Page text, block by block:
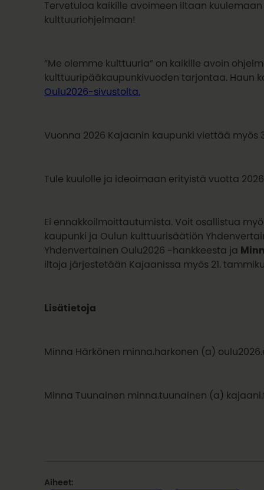
Tervetuloa kaikille avoimeen iltaan
kulttuuriohjelmaan!
”Me olemme kulttuuria” on kaikille avoin
kulttuuripääkaupunkivuoden tarjontaa. Haun
Oulu2026-sivustolta.
Vuonna 2026 Kajaanin kaupunki viettää myös
Tule kuulolle ja ideoimaan erityistä vuotta
Ei ennakkoilmoittautumista. Voit osallistua
kaupunki ja Oulun kulttuurisäätiön
Yhdenvertainen Oulu2026 -hankkeesta ja
iltoja järjestetään Kajaanissa myös 21.
Lisätietoja
Minna Härkönen minna.harkonen (a)
Minna Tuunainen minna.tuunainen (a)
Aiheet: